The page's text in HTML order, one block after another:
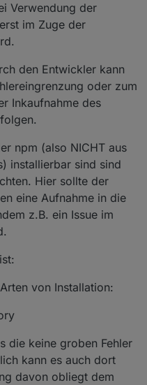
Verwendung der
im Zuge der
den Entwickler kann
oder zum
Inkaufnahme des
npm (also NICHT aus
installierbar sind sind
Hier sollte der
eine Aufnahme in die
z.B. ein Issue im
von Installation:
die keine groben Fehler
kann es auch dort
davon obliegt dem